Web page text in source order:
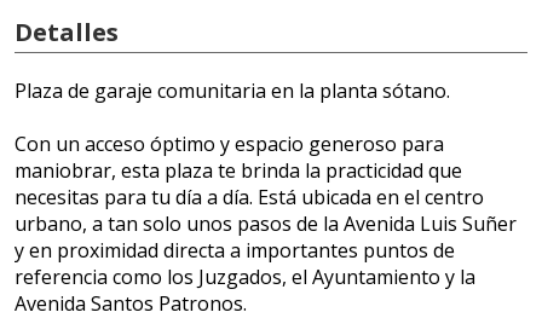
Detalles
Plaza de garaje comunitaria en la planta sótano.
Con un acceso óptimo y espacio generoso para
maniobrar, esta plaza te brinda la practicidad que
necesitas para tu día a día. Está ubicada en el centro
urbano, a tan solo unos pasos de la Avenida Luis Suñer
y en proximidad directa a importantes puntos de
referencia como los Juzgados, el Ayuntamiento y la
Avenida Santos Patronos.